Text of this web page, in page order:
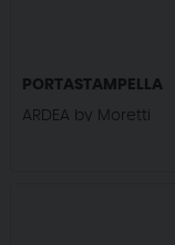
PORTASTAMPELLA
ARDEA by Moretti